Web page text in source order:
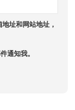
址和网站地址，
通知我。